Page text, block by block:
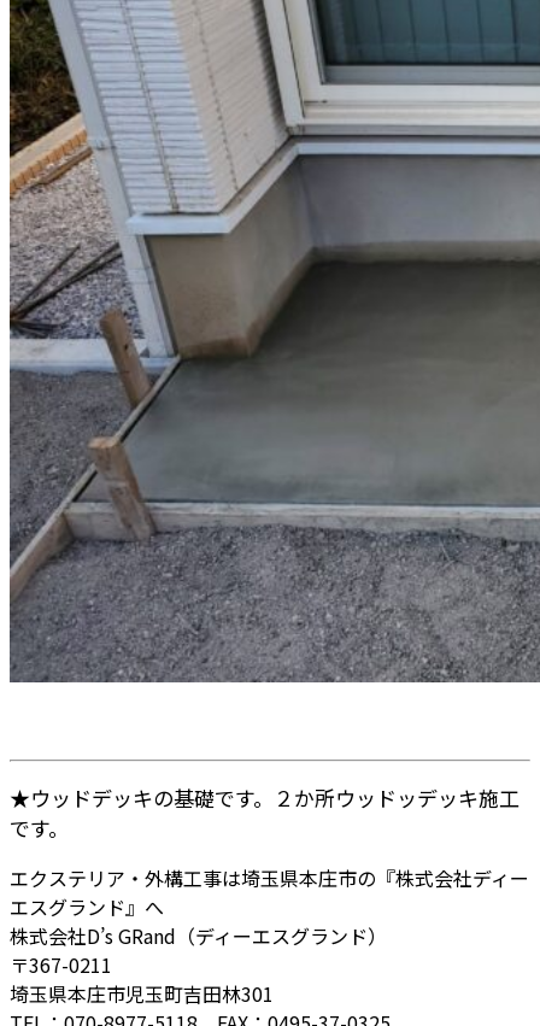
★ウッドデッキの基礎です。２か所ウッドッデッキ施工
です。
エクステリア・外構工事は埼玉県本庄市の『株式会社ディー
エスグランド』へ
株式会社D’s GRand（ディーエスグランド）
〒367-0211
埼玉県本庄市児玉町吉田林301